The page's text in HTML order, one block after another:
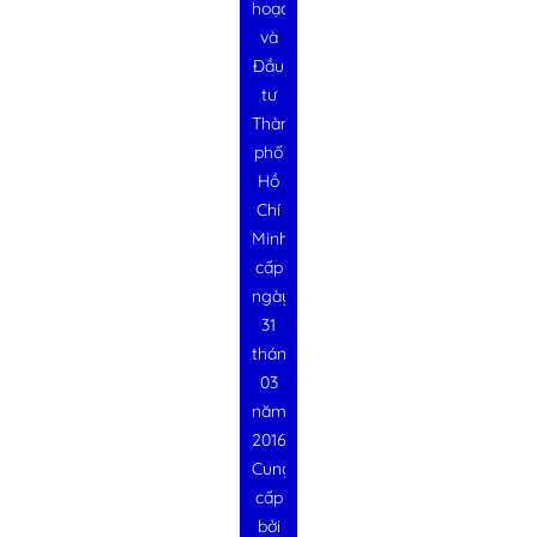
hoạch
và
Đầu
tư
Thành
phố
Hồ
Chí
Minh
cấp
ngày
31
tháng
03
năm
2016
Cung
cấp
bởi